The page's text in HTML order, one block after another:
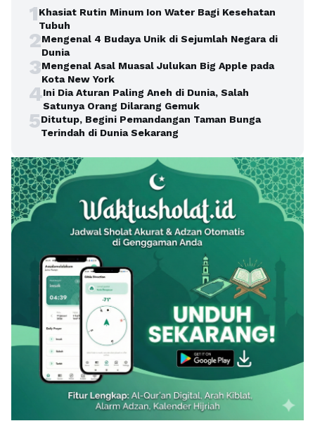
1Khasiat Rutin Minum Ion Water Bagi Kesehatan
Tubuh
2Mengenal 4 Budaya Unik di Sejumlah Negara di
Dunia
3Mengenal Asal Muasal Julukan Big Apple pada
Kota New York
4Ini Dia Aturan Paling Aneh di Dunia, Salah
Satunya Orang Dilarang Gemuk
5Ditutup, Begini Pemandangan Taman Bunga
Terindah di Dunia Sekarang